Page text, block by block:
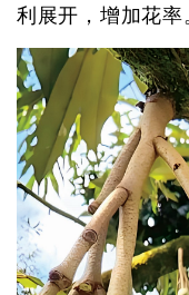
利展开，增加花率